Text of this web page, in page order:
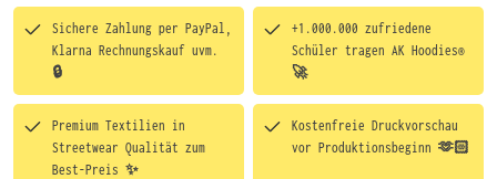
Sichere Zahlung per PayPal,
Klarna Rechnungskauf uvm.
🔒
+1.000.000 zufriedene
Schüler tragen AK Hoodies®
🚀
Premium Textilien in
Streetwear Qualität zum
Best-Preis ✨
Kostenfreie Druckvorschau
vor Produktionsbeginn 🫶🏻